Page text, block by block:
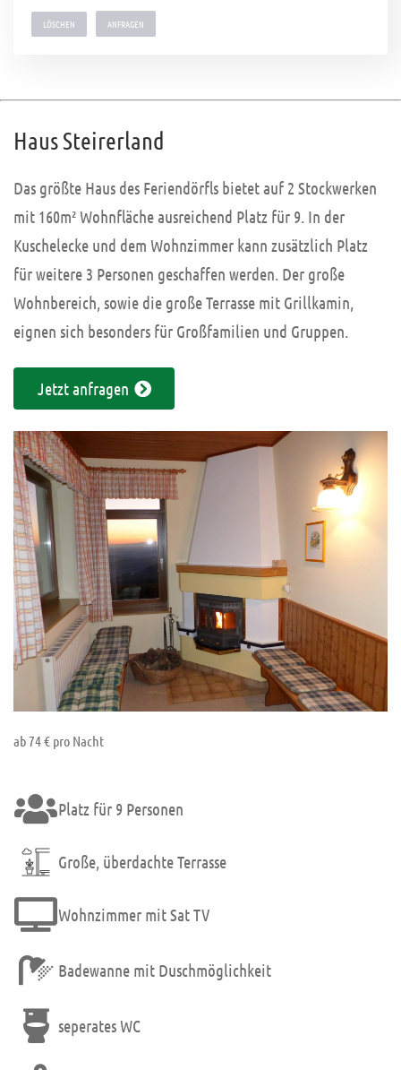
LÖSCHEN
Haus Steirerland
Das größte Haus des Feriendörfls bietet auf 2 Stockwerken
mit 160m² Wohnfläche ausreichend Platz für 9. In der
Kuschelecke und dem Wohnzimmer kann zusätzlich Platz
für weitere 3 Personen geschaffen werden. Der große
Wohnbereich, sowie die große Terrasse mit Grillkamin,
eignen sich besonders für Großfamilien und Gruppen.
Jetzt anfragen
ab 74 € pro Nacht
Platz für 9 Personen
Große, überdachte Terrasse
Wohnzimmer mit Sat TV
Badewanne mit Duschmöglichkeit
seperates WC